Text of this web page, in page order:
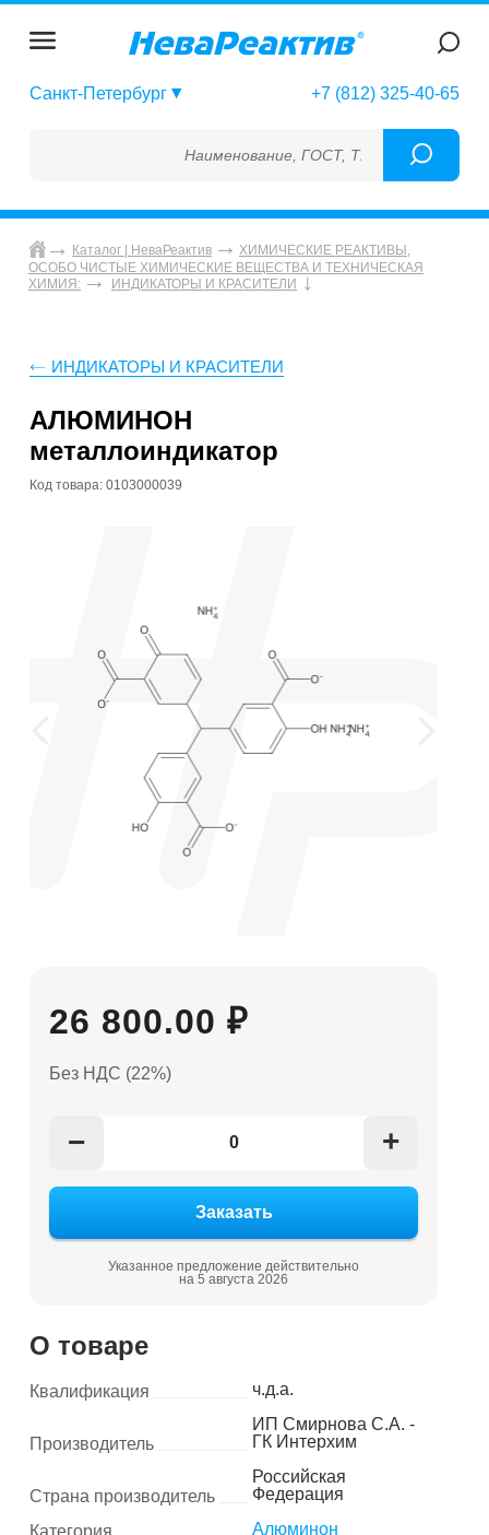
Санкт-Петербург +7 (812) 325-40-65
Наименование, ГОСТ, ТУ, ГСО, МСО, ОСО,
Каталог | НеваРеактив
ХИМИЧЕСКИЕ РЕАКТИВЫ,
ОСОБО ЧИСТЫЕ ХИМИЧЕСКИЕ ВЕЩЕСТВА И ТЕХНИЧЕСКАЯ
ХИМИЯ:
ИНДИКАТОРЫ И КРАСИТЕЛИ
ИНДИКАТОРЫ И КРАСИТЕЛИ
АЛЮМИНОН
металлоиндикатор
Код товара: 0103000039
26 800.00 ₽
Без НДС (22%)
− +
Указанное предложение действительно
на 5 августа 2026
О товаре
Квалификация ч.д.а.
Производитель
ИП Смирнова С.А. -
ГК Интерхим
Страна производитель
Российская
Федерация
Категория
Алюминон